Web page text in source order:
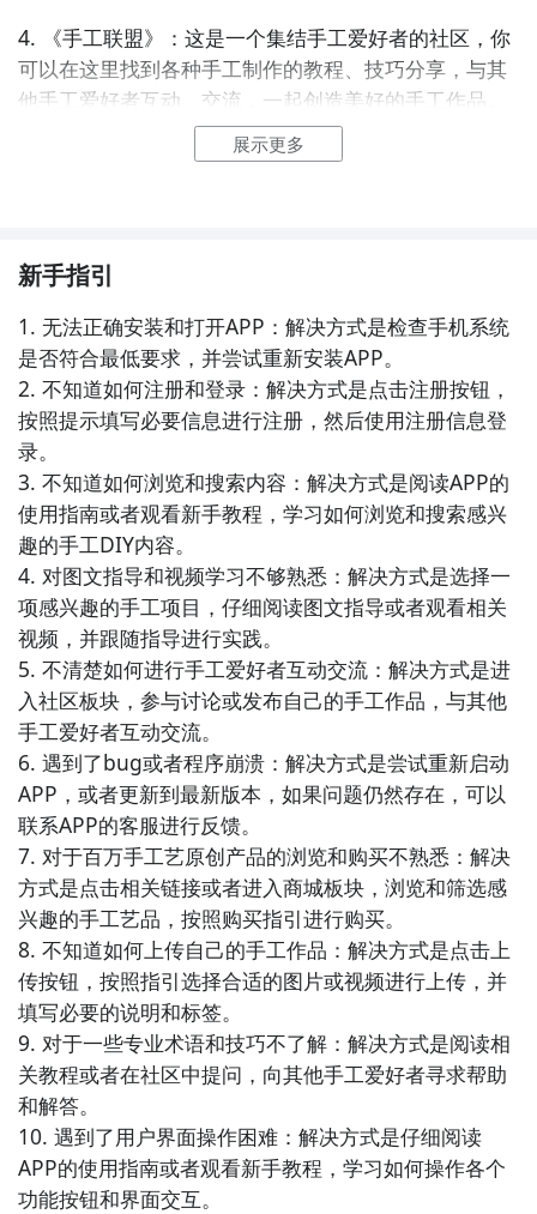
4. 《手工联盟》：这是一个集结手工爱好者的社区，你
可以在这里找到各种手工制作的教程、技巧分享，与其
他手工爱好者互动、交流，一起创造美好的手工作品。
5. 《手作部落》：这个APP汇聚了众多手工制作爱好
6. 《手艺社》：这是一个以手工艺为主题的社区平台，
你可以在这里展示自己的手工作品，与其他手工爱好者
交流心得，还可以参加各类手工活动，一起享受手工创
作的乐趣。
7. 《创意手工社区》：这个APP为手工爱好者提供了一
个社区交流的平台，你可以在这里分享自己的手工作
品、学习他人的经验，还可以参与各种创意手工活动，
丰富手工生活。
8. 《手工之家》：作为一个社交平台，这款APP聚集了
许多热爱手工制作的人，你可以在这里找到各种手工创
作的灵感、教程，与其他手工爱好者一起交流心得，共
同进步。
9. 《手作社区》：这是一个让手工爱好者聚集在一起的
社区平台，你可以在这里分享自己的手工作品，学习他
人的技巧，还有机会参与手工创作的活动，一起享受手
工的乐趣。
10. 《手工达人》：这个APP是一个以手工制作为主题
的社交平台，你可以在这里与其他手工达人互动、交
流，分享自己的手工作品和心得，一同探索手工艺术的
无限魅力。
展示更多
新手指引
1. 无法正确安装和打开APP：解决方式是检查手机系统
是否符合最低要求，并尝试重新安装APP。
2. 不知道如何注册和登录：解决方式是点击注册按钮，
按照提示填写必要信息进行注册，然后使用注册信息登
录。
3. 不知道如何浏览和搜索内容：解决方式是阅读APP的
使用指南或者观看新手教程，学习如何浏览和搜索感兴
趣的手工DIY内容。
4. 对图文指导和视频学习不够熟悉：解决方式是选择一
项感兴趣的手工项目，仔细阅读图文指导或者观看相关
视频，并跟随指导进行实践。
5. 不清楚如何进行手工爱好者互动交流：解决方式是进
入社区板块，参与讨论或发布自己的手工作品，与其他
手工爱好者互动交流。
6. 遇到了bug或者程序崩溃：解决方式是尝试重新启动
APP，或者更新到最新版本，如果问题仍然存在，可以
联系APP的客服进行反馈。
7. 对于百万手工艺原创产品的浏览和购买不熟悉：解决
方式是点击相关链接或者进入商城板块，浏览和筛选感
兴趣的手工艺品，按照购买指引进行购买。
8. 不知道如何上传自己的手工作品：解决方式是点击上
传按钮，按照指引选择合适的图片或视频进行上传，并
填写必要的说明和标签。
9. 对于一些专业术语和技巧不了解：解决方式是阅读相
关教程或者在社区中提问，向其他手工爱好者寻求帮助
和解答。
10. 遇到了用户界面操作困难：解决方式是仔细阅读
APP的使用指南或者观看新手教程，学习如何操作各个
功能按钮和界面交互。